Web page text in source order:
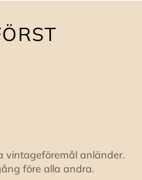
vintageföremål anländer.
före alla andra.